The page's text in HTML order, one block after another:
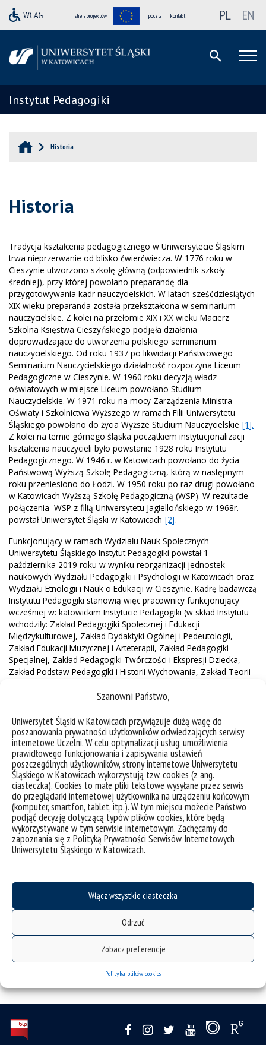
Szanowni Państwo,
Uniwersytet Śląski w Katowicach przywiązuje dużą wagę do
poszanowania prywatności użytkowników odwiedzających serwisy
internetowe Uczelni. W celu optymalizacji usług, umożliwienia
prawidłowego funkcjonowania i zapisywania ustawień
poszczególnych użytkowników, strony internetowe Uniwersytetu
Śląskiego w Katowicach wykorzystują tzw. cookies (z ang.
ciasteczka). Cookies to małe pliki tekstowe wysyłane przez serwis
do przeglądarki internetowej użytkownika na urządzeniu końcowym
(komputer, smartfon, tablet, itp.). W tym miejscu możecie Państwo
podjąć decyzję dotyczącą typów plików cookies, które będą
wykorzystywane w tym serwisie internetowym. Zachęcamy do
zapoznania się z Polityką Prywatności Serwisów Internetowych
Uniwersytetu Śląskiego w Katowicach.
Włącz wszystkie ciasteczka
Odrzuć
Zobacz preferencje
Polityka plików cookies
strefa projektów poczta kontakt PL EN
Instytut Pedagogiki
Historia
Historia
Tradycja kształcenia pedagogicznego w Uniwersytecie Śląskim
trwa nieprzerwanie od blisko ćwierćwiecza. W 1776 roku w
Cieszynie utworzono szkołę główną (odpowiednik szkoły
średniej), przy której powołano preparandę dla
przygotowywania kadr nauczycielskich. W latach sześćdziesiątych
XIX wieku preparanda została przekształcona w seminarium
nauczycielskie. Z kolei na przełomie XIX i XX wieku Macierz
Szkolna Księstwa Cieszyńskiego podjęła działania
doprowadzające do utworzenia polskiego seminarium
nauczycielskiego. Od roku 1937 po likwidacji Państwowego
Seminarium Nauczycielskiego działalność rozpoczyna Liceum
Pedagogiczne w Cieszynie. W 1960 roku decyzją władz
oświatowych w miejsce Liceum powołano Studium
Nauczycielskie. W 1971 roku na mocy Zarządzenia Ministra
Oświaty i Szkolnictwa Wyższego w ramach Filii Uniwersytetu
Śląskiego powołano do życia Wyższe Studium Nauczycielskie [1].
Z kolei na ternie górnego śląska początkiem instytucjonalizacji
kształcenia nauczycieli było powstanie 1928 roku Instytutu
Pedagogicznego. W 1946 r. w Katowicach powołano do życia
Państwową Wyższą Szkołę Pedagogiczną, którą w następnym
roku przeniesiono do Łodzi. W 1950 roku po raz drugi powołano
w Katowicach Wyższą Szkołę Pedagogiczną (WSP). W rezultacie
połączenia WSP z filią Uniwersytetu Jagiellońskiego w 1968r.
powstał Uniwersytet Śląski w Katowicach [2].
Funkcjonujący w ramach Wydziału Nauk Społecznych
Uniwersytetu Śląskiego Instytut Pedagogiki powstał 1
października 2019 roku w wyniku reorganizacji jednostek
naukowych Wydziału Pedagogiki i Psychologii w Katowicach oraz
Wydziału Etnologii i Nauk o Edukacji w Cieszynie. Kadrę badawczą
Instytutu Pedagogiki stanowią więc pracownicy funkcjonujący
wcześniej w: katowickim Instytucie Pedagogiki (w skład Instytutu
wchodziły: Zakład Pedagogiki Społecznej i Edukacji
Międzykulturowej, Zakład Dydaktyki Ogólnej i Pedeutologii,
Zakład Edukacji Muzycznej i Arteterapii, Zakład Pedagogiki
Specjalnej, Zakład Pedagogiki Twórczości i Ekspresji Dziecka,
Zakład Podstaw Pedagogiki i Historii Wychowania, Zakład Teorii
Pedagogiki Wczesnoszkolnej i Pedagogiki Mediów oraz
wchodziły Zakład Historii i Teorii Wychowania, Zakład Edukacji
Kulturalnej, Zakład Edukacji Humanistycznej i Nauk Pomocniczych
Pedagogiki, Zakład Edukacji Filozoficzno-Społecznej, Zakład
Pedagogiki Ogólnej i Metodologii Badań, Zakład Inkluzji
Społecznej i Edukacyjnej, Zakład Dydaktyki i Pedagogiki
Wczesnoszkolnej i Przedszkolnej).
[1]W. Korzeniowska, A. Mitas, A. Murzyn, U. Szuścik (red.),
Tradycje kształcenia nauczycieli na Śląsku Cieszyńskim. Studia,
rozprawy, przyczynki, Wyd. Uniwersytetu Śląskiego, Katowice
2009
[2]Red. S. Juszczyk: Historia, instytucjonalizacja i perspektywy
Pedagogiki Wczesnoszkolnej i Pedagogiki Mediów Uniwersytetu
Śląskiego w Katowicach, Katowice 2010, s. 10.